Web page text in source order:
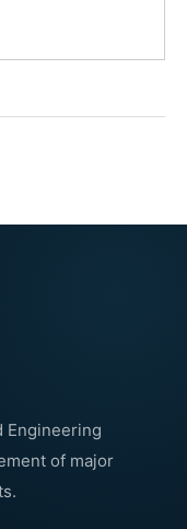
Engineering
of major